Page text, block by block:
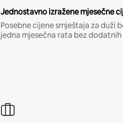
Jednostavno izražene mjesečne
Posebne cijene smještaja za duži
jedna mjesečna rata bez